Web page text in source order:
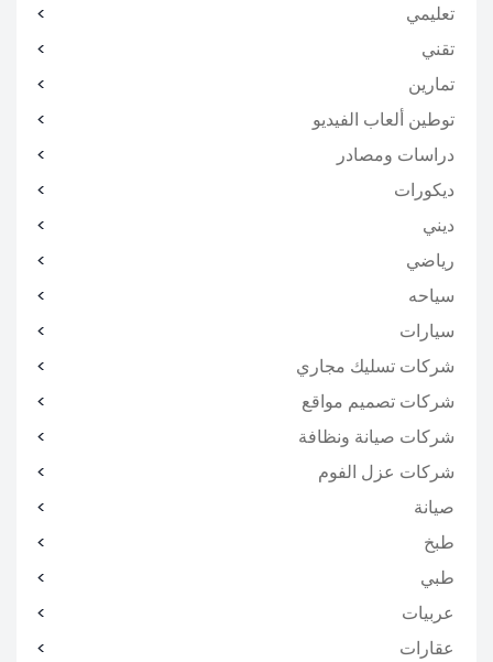
تعليمي
تقني
تمارين
توطين ألعاب الفيديو
دراسات ومصادر
ديكورات
ديني
رياضي
سياحه
سيارات
شركات تسليك مجاري
شركات تصميم مواقع
شركات صيانة ونظافة
شركات عزل الفوم
صيانة
طبخ
طبي
عربيات
عقارات